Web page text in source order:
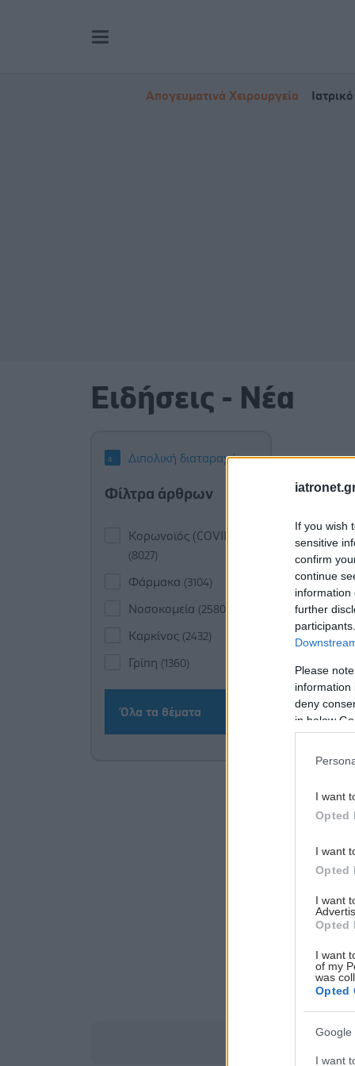
If you wish
sensitive
confirm
continue
information
further
Please
information
deny
in below
I want
Opted
I want
Opted
I want
Opted
I want
of my
was
Opted
Google
I want
Απογευματινά Χειρουργεία
Ειδήσεις - Νέα
Διπολική διαταραχή
Φίλτρα άρθρων
Κορωνοϊός (COVID-19)
(8027)
Φάρμακα (3104)
Νοσοκομεία (2580)
Καρκίνος (2432)
Γρίπη (1360)
Όλα τα θέματα